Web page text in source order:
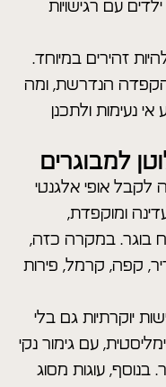
עם רגישויות
זהירים במיוחד.
הנדרשת, ומה
נעימות ולתכנן
למבוגרים
לקבל אופי אלגנטי
ומוקפדת,
בוגר. במקרה כזה,
קפה, קרמל, פירות
יוקרתיות גם בלי
עם גימור נקי
בנוסף, עוגות מסוג